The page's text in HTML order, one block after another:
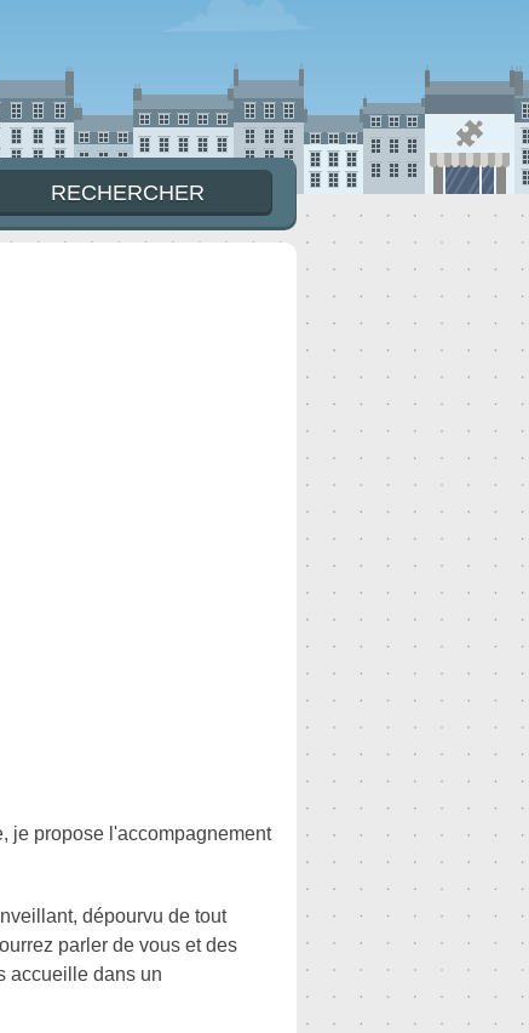
je propose l'accompagnement
dépourvu de tout
parler de vous et des
accueille dans un